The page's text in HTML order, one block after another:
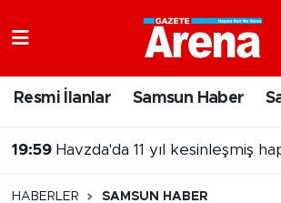
Resmi İlanlar Samsun Haber
19:59 Havzda'da 11 yıl kesinleşmiş hapis cezası
HABERLER SAMSUN HABER
Samsun Namaz Vakitleri